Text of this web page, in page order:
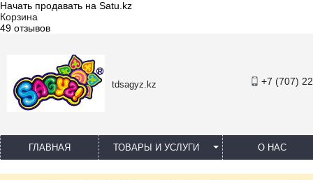
Начать продавать на Satu.kz
Корзина
49 отзывов
tdsagyz.kz +7 (707)
ГЛАВНАЯ ТОВАРЫ И УСЛУГИ О НАС